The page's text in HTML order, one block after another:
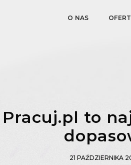
O NAS
to
21 PAŹDZIERNIKA